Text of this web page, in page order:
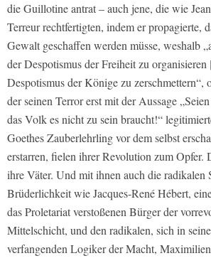
die Guillotine antrat – auch jene, die wie
Terreur rechtfertigten, indem er propagierte,
Gewalt geschaffen werden müsse, weshalb
der Despotismus der Freiheit zu organisieren
Despotismus der Könige zu zerschmettern“,
der seinen Terror erst mit der Aussage
das Volk es nicht zu sein braucht!“
Goethes Zauberlehrling vor dem selbst
erstarren, fielen ihrer Revolution zum Opfer.
ihre Väter. Und mit ihnen auch die radikalen
Brüderlichkeit wie Jacques-René Hébert,
das Proletariat verstoßenen Bürger der
Mittelschicht, und den radikalen, sich in
verfangenden Logiker der Macht,